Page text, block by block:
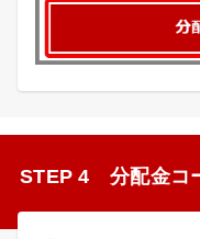
STEP 4 分配金コ